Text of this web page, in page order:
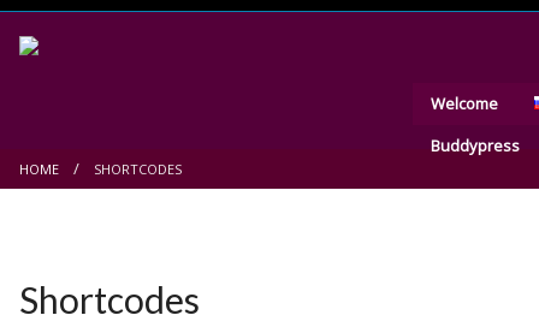
Welcome
Buddypress
HOME SHORTCODES
Shortcodes